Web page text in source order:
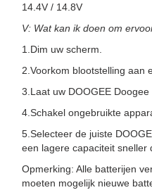
14.4V / 14.8V
V: Wat kan ik doen om
1.Dim uw scherm.
2.Voorkom blootstelling aan
3.Laat uw DOOGEE Doogee
4.Schakel ongebruikte
5.Selecteer de juiste
een lagere capaciteit sneller
Opmerking: Alle batterijen
moeten mogelijk nieuwe